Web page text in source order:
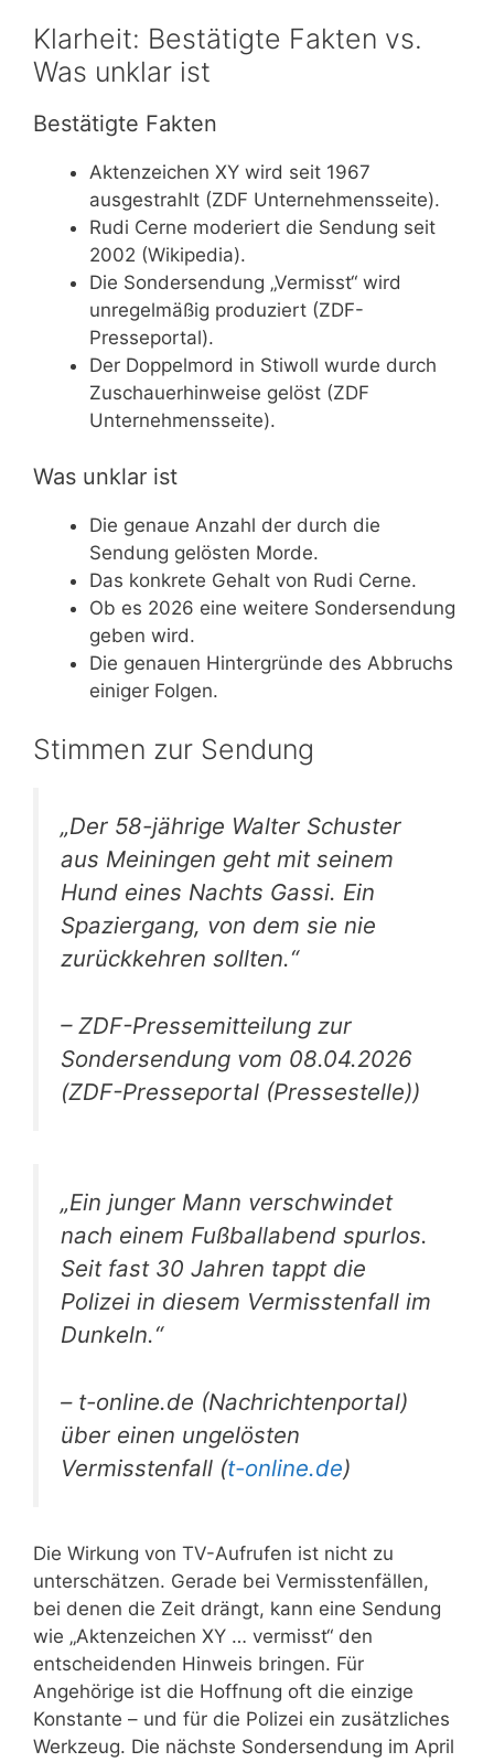
Klarheit: Bestätigte Fakten vs.
Was unklar ist
Bestätigte Fakten
Aktenzeichen XY wird seit 1967
ausgestrahlt (ZDF Unternehmensseite).
Rudi Cerne moderiert die Sendung seit
2002 (Wikipedia).
Die Sondersendung „Vermisst“ wird
unregelmäßig produziert (ZDF-
Presseportal).
Der Doppelmord in Stiwoll wurde durch
Zuschauerhinweise gelöst (ZDF
Unternehmensseite).
Was unklar ist
Die genaue Anzahl der durch die
Sendung gelösten Morde.
Das konkrete Gehalt von Rudi Cerne.
Ob es 2026 eine weitere Sondersendung
geben wird.
Die genauen Hintergründe des Abbruchs
einiger Folgen.
Stimmen zur Sendung
„Der 58-jährige Walter Schuster
aus Meiningen geht mit seinem
Hund eines Nachts Gassi. Ein
Spaziergang, von dem sie nie
zurückkehren sollten.“
– ZDF-Pressemitteilung zur
Sondersendung vom 08.04.2026
(ZDF-Presseportal (Pressestelle))
„Ein junger Mann verschwindet
nach einem Fußballabend spurlos.
Seit fast 30 Jahren tappt die
Polizei in diesem Vermisstenfall im
Dunkeln.“
– t-online.de (Nachrichtenportal)
über einen ungelösten
Vermisstenfall (t-online.de)
Die Wirkung von TV-Aufrufen ist nicht zu
unterschätzen. Gerade bei Vermisstenfällen,
bei denen die Zeit drängt, kann eine Sendung
wie „Aktenzeichen XY … vermisst“ den
entscheidenden Hinweis bringen. Für
Angehörige ist die Hoffnung oft die einzige
Konstante – und für die Polizei ein zusätzliches
Werkzeug. Die nächste Sondersendung im April